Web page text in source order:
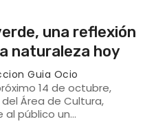
una reflexión
naturaleza hoy
Guia Ocio
14 de octubre,
Área de Cultura,
al público un…